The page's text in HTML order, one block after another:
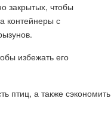
закрытых, чтобы
контейнеры с
избежать его
птиц, а также сэкономить